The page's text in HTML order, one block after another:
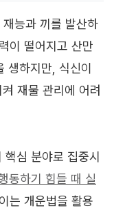
능과 끼를 발산하
이 떨어지고 산만
생하지만, 식신이
재물 관리에 어려
심 분야로 집중시
동하기 힘들 때 실
는 개운법을 활용